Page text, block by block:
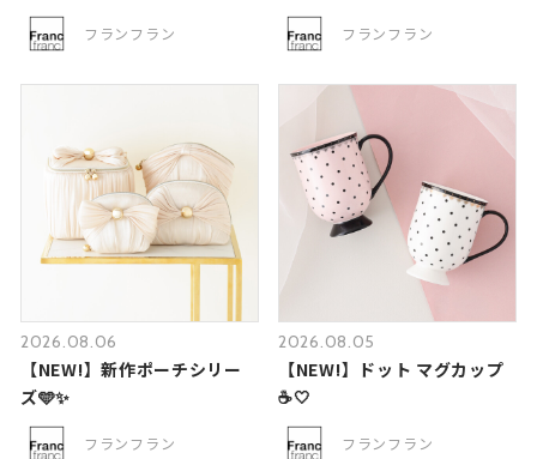
フランフラン フランフラン
2026.08.06
【NEW!】新作ポーチシリー
ズ🩵✨
フランフラン
2026.08.05
【NEW!】ドット マグカップ
☕🤍
フランフラン